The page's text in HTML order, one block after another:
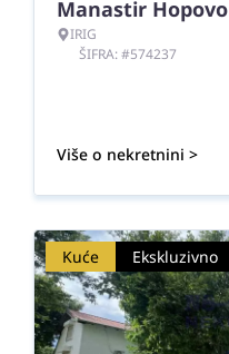
Manastir Hopovo
IRIG
ŠIFRA: #574237
Više o nekretnini >
Kuće Ekskluzivno